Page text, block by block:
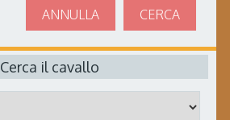
CERCA
ANNULLA
Cerca il cavallo